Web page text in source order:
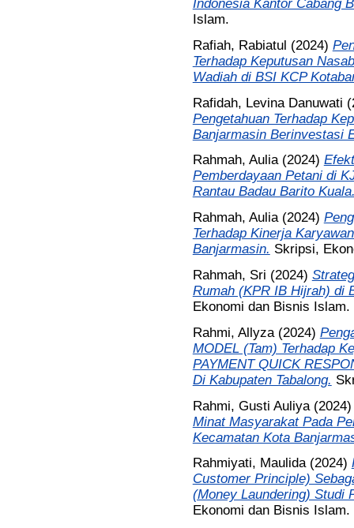
Indonesia Kantor Cabang
Islam.
Rafiah, Rabiatul (2024)
Terhadap Keputusan
Wadiah di BSI KCP
Rafidah, Levina Danuwati
Pengetahuan Terhadap
Banjarmasin Berinvestasi
Rahmah, Aulia(2024)
Pemberdayaan Petani di
Rantau Badau Barito
Rahmah, Aulia(2024)
Terhadap Kinerja
Banjarmasin. Skripsi,
Rahmah, Sri (2024)
Rumah (KPR IB Hijrah) di
Ekonomi dan Bisnis Islam.
Rahmi, Allyza(2024)
MODEL (Tam) Terhadap
PAYMENT QUICK
Di Kabupaten Tabalong.
Rahmi, Gusti Auliya
Minat Masyarakat Pada
Kecamatan Kota
Rahmiyati, Maulida(2024)
Customer Principle)
(Money Laundering) Studi
Ekonomi dan Bisnis Islam.